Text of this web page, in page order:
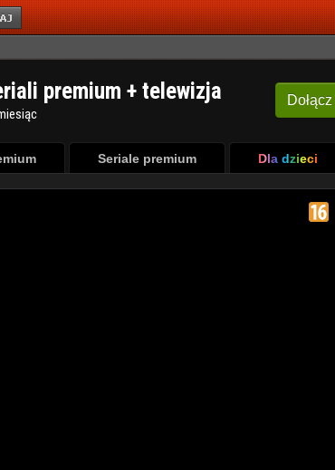
Dołącz
premium + telewizja
Seriale premium Dla dzieci